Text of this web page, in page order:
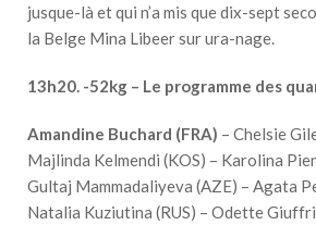
jusque-là et qui n’a mis que dix-sept
la Belge Mina Libeer sur ura-nage.
13h20. -52kg – Le programme des
Amandine Buchard (FRA) – Chelsie
Majlinda Kelmendi (KOS) – Karolina
Gultaj Mammadaliyeva (AZE) – Agata
Natalia Kuziutina (RUS) – Odette